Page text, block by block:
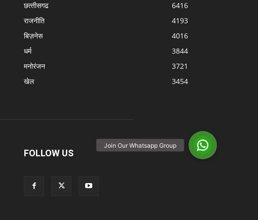
छत्‍तीसगढ
6416
राजनीति
4193
बिज़नेस
4016
धर्म
3844
मनोरंजन
3721
खेल
3454
FOLLOW US